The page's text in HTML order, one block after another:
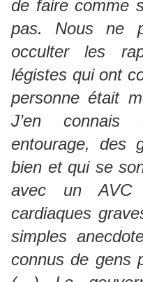
de faire comme
pas. Nous ne
occulter les
légistes qui ont
personne était
J’en connais
entourage, des
bien et qui se
avec un AVC
cardiaques
simples
connus de gens